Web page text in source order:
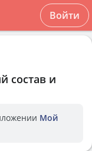
Войти
состав и
Мой